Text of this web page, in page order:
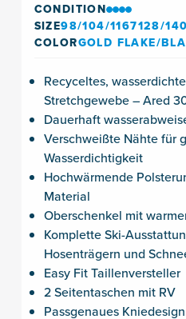
CONDITION
SIZE98/104/1167128/
COLORGOLD FLAKE/
Recyceltes,
Stretchgewebe – Ared
Dauerhaft
Verschweißte Nähte für
Wasserdichtigkeit
Hochwärmende
Material
Oberschenkel mit
Komplette Ski-
Hosenträgern und
Easy Fit Taillenversteller
2 Seitentaschen mit RV
Passgenaues